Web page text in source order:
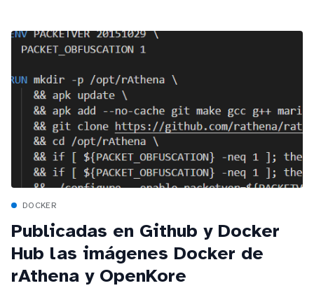
DOCKER
Publicadas en Github y Docker
Hub las imágenes Docker de
rAthena y OpenKore